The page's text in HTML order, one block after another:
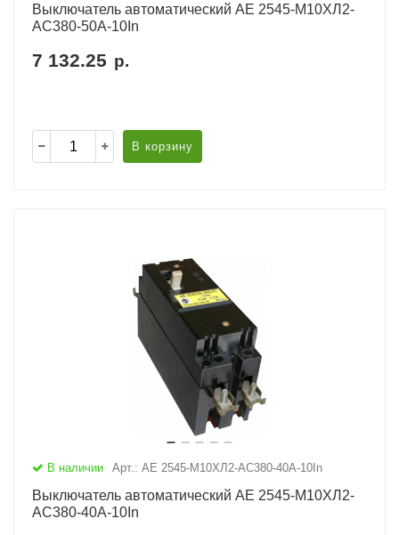
Выключатель автоматический АЕ 2545-М10ХЛ2-
AC380-50А-10In
7 132.25 р.
В корзину
В наличии Арт.: АЕ 2545-М10ХЛ2-AC380-40А-10In
Выключатель автоматический АЕ 2545-М10ХЛ2-
AC380-40А-10In